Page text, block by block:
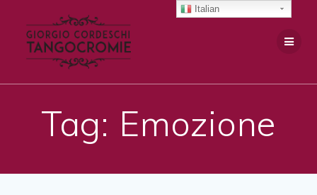
Tag: Emozione
Italian